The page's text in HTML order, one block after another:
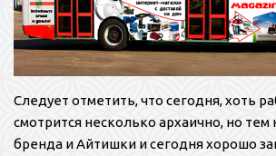
Следует отметить, что сегодня, хоть
смотрится несколько архаично, но тем
бренда и Айтишки и сегодня хорошо